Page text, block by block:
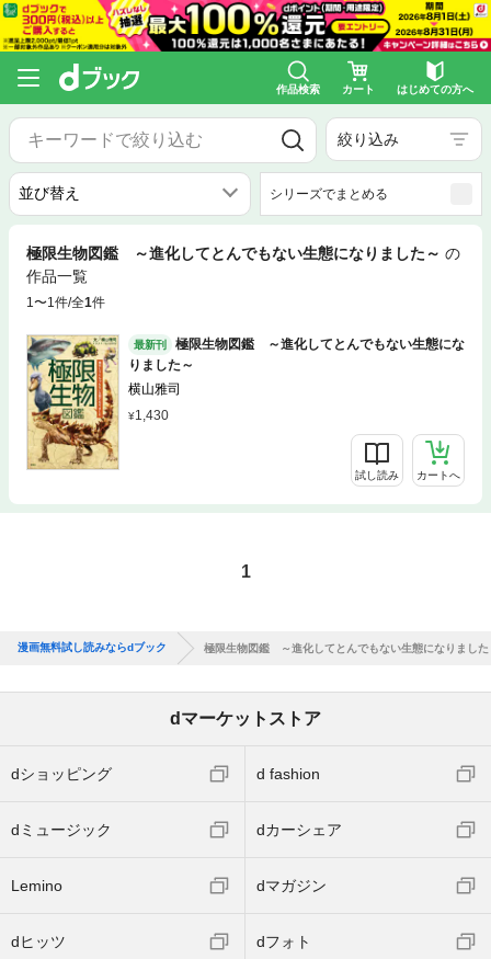
作品検索 カート はじめての方へ
絞り込み
シリーズでまとめる
極限生物図鑑 ～進化してとんでもない生態になりました～ の
作品一覧
1〜1件/全1件
最新刊
極限生物図鑑 ～進化してとんでもない生態にな
りました～
横山雅司
1,430
試し読み カートへ
1
漫画無料試し読みならdブック 極限生物図鑑 ～進化してとんでもない生態になりました
dマーケットストア
dショッピング d fashion
dミュージック dカーシェア
Lemino dマガジン
dヒッツ dフォト